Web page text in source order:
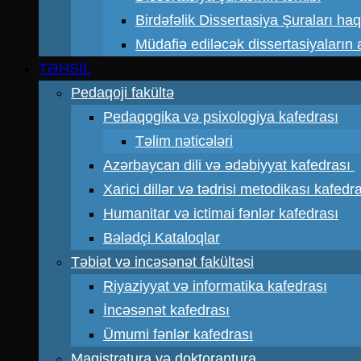
Birdəfəlik Dissertasiya Şuraları
Müdafiə ediləcək dissertasiyaların
TƏHSİL
Pedaqoji fakültə
Pedaqogika və psixologiya kafedrası
Təlim nəticələri
Azərbaycan dili və ədəbiyyat kafedrası
Xarici dillər və tədrisi metodikası
Humanitar və ictimai fənlər kafedrası
Bələdçi Kataloqlar
Təbiət və incəsənət fakültəsi
Riyaziyyat və informatika kafedrası
İncəsənət kafedrası
Ümumi fənlər kafedrası